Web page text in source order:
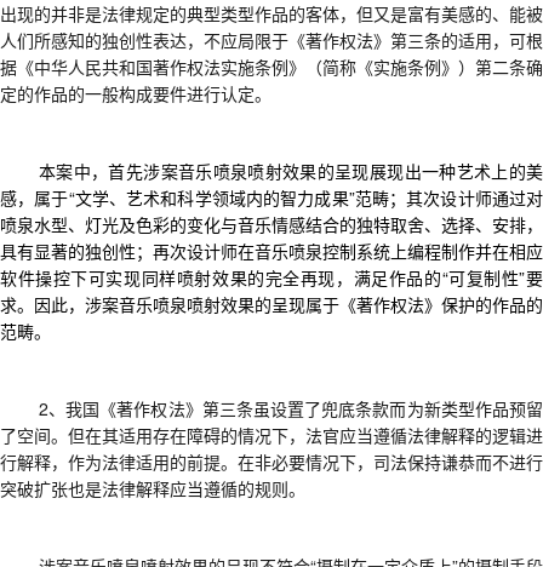
出现的并非是法律规定的典型类型作品的客体，但又是富有美感的、能被
人们所感知的独创性表达， 不应局限于 《著作权法》第三条的适用，可根
据 《中华人民共和国著作权法实施条例》（简称《实施条例》）第二条确
定的作品的一般构成要件进行认定。
本案中，首先涉案音乐喷泉喷射效果的呈现展现出一种艺术上的美
感，属于“文学、艺术和科学领域内的智力成果”范畴； 其次设计师通过对
喷泉水型、灯光及色彩的变化与音乐情感结合的独特取舍、选择、安排，
具有显著的独创性； 再次设计师在音乐喷泉控制系统上编程制作并在相应
软件操控下可实现同样喷射效果的完全再现，满足作品的“可复制性”要
求。因此，涉案音乐喷泉喷射效果的呈现属于《著作权法》保护的作品的
范畴。
2、我国《著作权法》第三条虽设置了兜底条款而为新类型作品预留
了空间。 但在其适用存在障碍的情况下，法官应当遵循法律解释的逻辑进
行解释，作为法律适用的前提。 在非必要情况下，司法保持谦恭而不进行
突破扩张也是法律解释应当遵循的规则。